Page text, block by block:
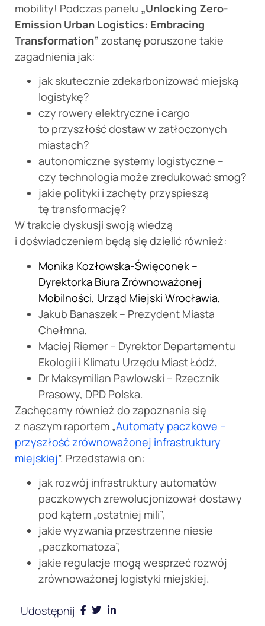
mobility! Podczas panelu „Unlocking Zero-
Emission Urban Logistics: Embracing
Transformation” zostanę poruszone takie
zagadnienia jak:
jak skutecznie zdekarbonizować miejską
logistykę?
czy rowery elektryczne i cargo
to przyszłość dostaw w zatłoczonych
miastach?
autonomiczne systemy logistyczne –
czy technologia może zredukować smog?
jakie polityki i zachęty przyspieszą
tę transformację?
W trakcie dyskusji swoją wiedzą
i doświadczeniem będą się dzielić również:
Monika Kozłowska-Święconek –
Dyrektorka Biura Zrównoważonej
Mobilności, Urząd Miejski Wrocławia,
Jakub Banaszek – Prezydent Miasta
Chełmna,
Maciej Riemer – Dyrektor Departamentu
Ekologii i Klimatu Urzędu Miast Łódź,
Dr Maksymilian Pawlowski – Rzecznik
Prasowy, DPD Polska.
Zachęcamy również do zapoznania się
z naszym raportem „Automaty paczkowe –
przyszłość zrównoważonej infrastruktury
miejskiej”. Przedstawia on:
jak rozwój infrastruktury automatów
paczkowych zrewolucjonizował dostawy
pod kątem „ostatniej mili”,
jakie wyzwania przestrzenne niesie
„paczkomatoza”,
jakie regulacje mogą wesprzeć rozwój
zrównoważonej logistyki miejskiej.
Udostępnij